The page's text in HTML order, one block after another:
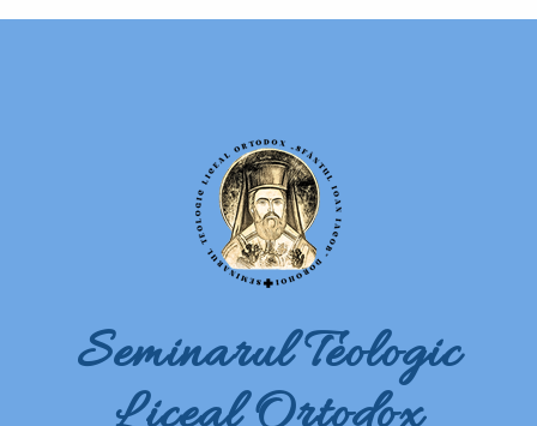
Seminarul Teologic